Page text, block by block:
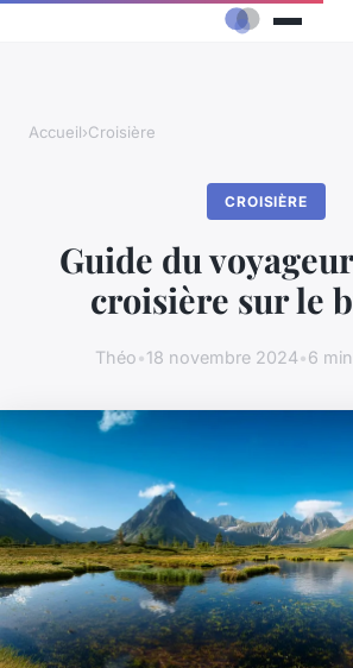
Accueil›Croisière
CROISIÈRE
Guide du
croisière sur le
Théo•18 novembre 2024•6